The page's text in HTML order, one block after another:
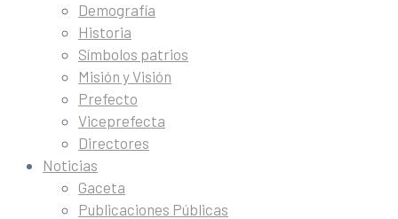
Demografía
Historia
Símbolos patrios
Misión y Visión
Prefecto
Viceprefecta
Directores
Noticias
Gaceta
Publicaciones Públicas